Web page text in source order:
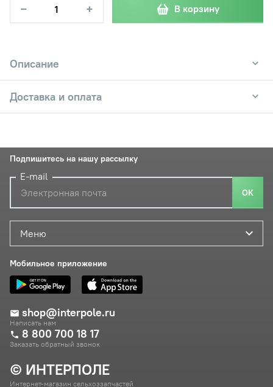
− + В корзину
Описание
Доставка и оплата
© ИНТЕРПОЛЕ
Интернет-магазин сельхоззапчастей
Меню
Мобильное приложение
shop@interpole.ru
Написать нам
8 800 700 18 17
Заказать обратный звонок
Подпишитесь на нашу рассылку
E-mail
ОК